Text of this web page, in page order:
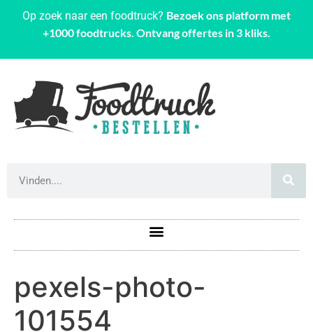
Op zoek naar een foodtruck? Bezoek ons platform met
+1000 foodtrucks. Ontvang offertes in 3 kliks.
pexels-photo-
101554